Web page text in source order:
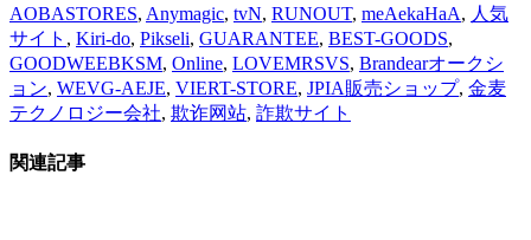
AOBASTORES, Anymagic, tvN, RUNOUT, meAekaHaA, 人気
サイト , Kiri-do, Pikseli, GUARANTEE, BEST-GOODS,
GOODWEEBKSM, Online, LOVEMRSVS, Brandearオークシ
ョン, WEVG-AEJE, VIERT-STORE, JPIA販売ショップ, 金麦
テクノロジー会社, 欺诈网站, 詐欺サイト
関連記事